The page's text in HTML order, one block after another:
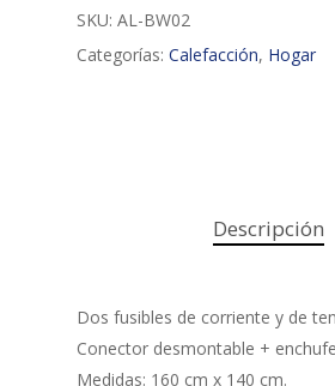
SKU: AL-BW02
Categorías: Calefacción, Hogar
Descripción
Dos fusibles de corriente y de
Conector desmontable +
Medidas: 160 cm x 140 cm.